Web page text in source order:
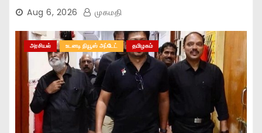
Aug 6, 2026 முகமதி
அரசியல் உடனடி நியூஸ் அப்டேட் தமிழகம்